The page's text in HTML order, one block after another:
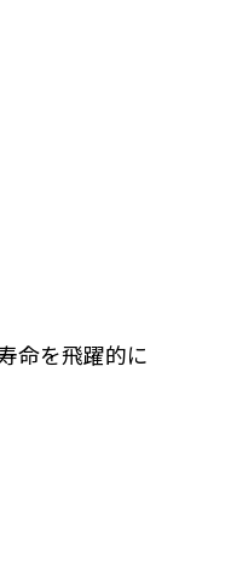
命を飛躍的に